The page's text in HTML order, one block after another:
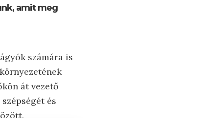
amit meg
számára is
át vezető
és